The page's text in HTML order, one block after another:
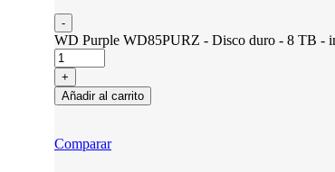
WD Purple WD85PURZ - Disco duro - 8 TB -
Añadir al carrito
Comparar